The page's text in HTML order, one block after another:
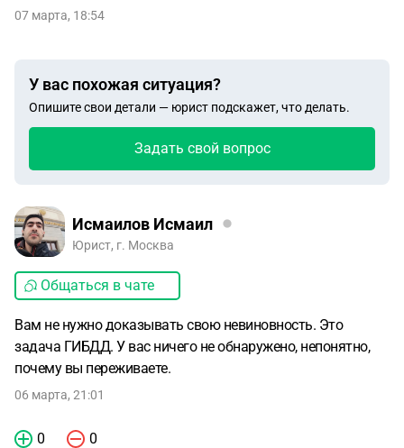
07 марта, 18:54
У вас похожая ситуация?
Опишите свои детали — юрист подскажет, что делать.
Задать свой вопрос
Исмаилов Исмаил
Юрист, г. Москва
Общаться в чате
Вам не нужно доказывать свою невиновность. Это
задача ГИБДД. У вас ничего не обнаружено, непонятно,
почему вы переживаете.
06 марта, 21:01
0 0